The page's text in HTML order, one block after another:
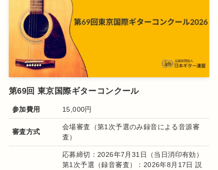
第69回 東京国際ギターコンクール
参加費用 15,000円
審査方式
会場審査（第1次予選のみ録音による音源審
査）
応募締切：2026年7月31日（当日消印有効）
第1次予選（録音審査）：2026年8月17日 説